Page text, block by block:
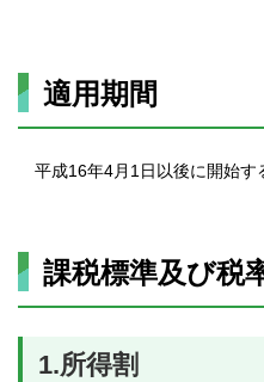
適用期間
平成16年4月1日以後に開始す
課税標準及び税
1.所得割